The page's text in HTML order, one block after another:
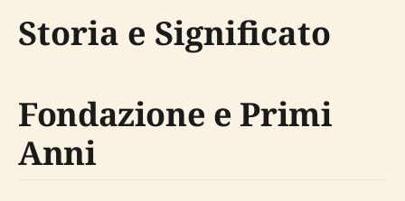
Storia e Significato
Fondazione e Primi
Anni